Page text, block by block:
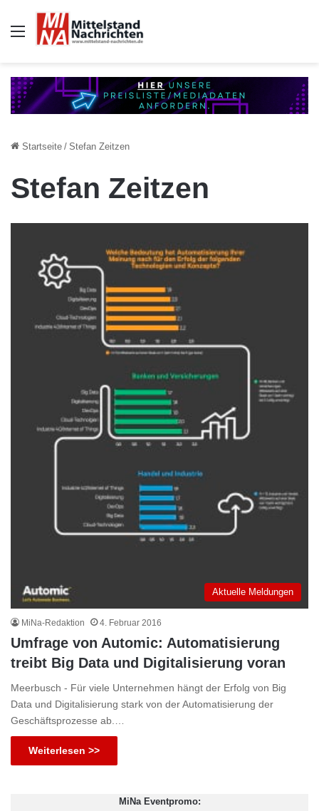
Auswahl
Startseite / Stefan Zeitzen
Stefan Zeitzen
Aktuelle Meldungen
MiNa-Redaktion 4. Februar 2016
Umfrage von Automic: Automatisierung
treibt Big Data und Digitalisierung voran
Meerbusch - Für viele Unternehmen hängt der Erfolg von Big
Data und Digitalisierung stark von der Automatisierung der
Geschäftsprozesse ab.…
Weiterlesen >>
MiNa Eventpromo: